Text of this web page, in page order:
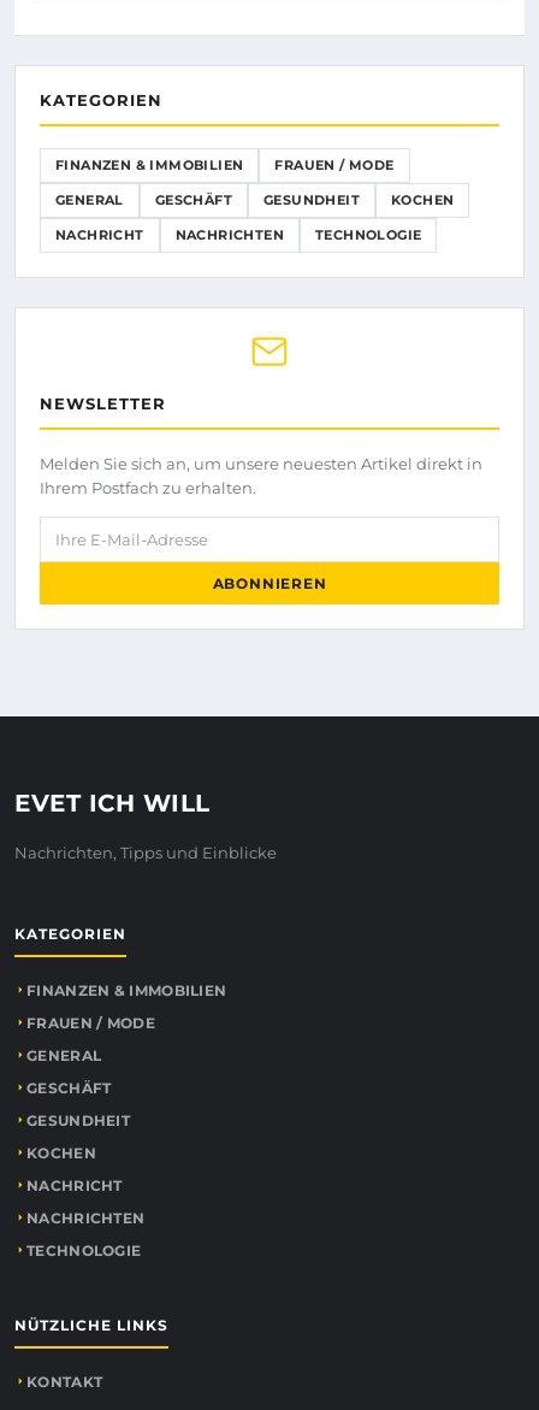
KATEGORIEN
FINANZEN & IMMOBILIEN FRAUEN / MODE
GENERAL GESCHÄFT GESUNDHEIT KOCHEN
NACHRICHT NACHRICHTEN TECHNOLOGIE
NEWSLETTER
Melden Sie sich an, um unsere neuesten Artikel direkt in
Ihrem Postfach zu erhalten.
Ihre E-Mail-Adresse
ABONNIEREN
EVET ICH WILL
Nachrichten, Tipps und Einblicke
KATEGORIEN
FINANZEN & IMMOBILIEN
FRAUEN / MODE
GENERAL
GESCHÄFT
GESUNDHEIT
KOCHEN
NACHRICHT
NACHRICHTEN
TECHNOLOGIE
NÜTZLICHE LINKS
KONTAKT